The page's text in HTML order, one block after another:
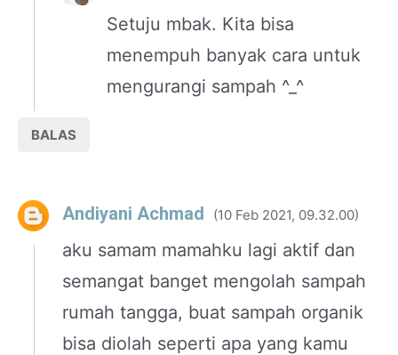
BALAS
Setuju mbak. Kita bisa
menempuh banyak cara untuk
mengurangi sampah ^_^
Andiyani Achmad 10 Feb 2021, 09.32.00
aku samam mamahku lagi aktif dan
semangat banget mengolah sampah
rumah tangga, buat sampah organik
bisa diolah seperti apa yang kamu